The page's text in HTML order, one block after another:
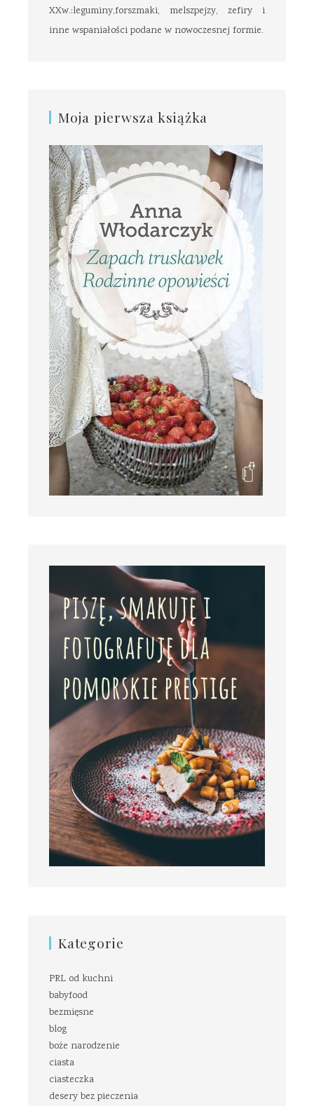
XXw.:leguminy,forszmaki, melszpejzy, zefiry i
inne wspaniałości podane w nowoczesnej formie.
Moja pierwsza książka
Kategorie
PRL od kuchni
babyfood
bezmięsne
blog
boże narodzenie
ciasta
ciasteczka
desery bez pieczenia